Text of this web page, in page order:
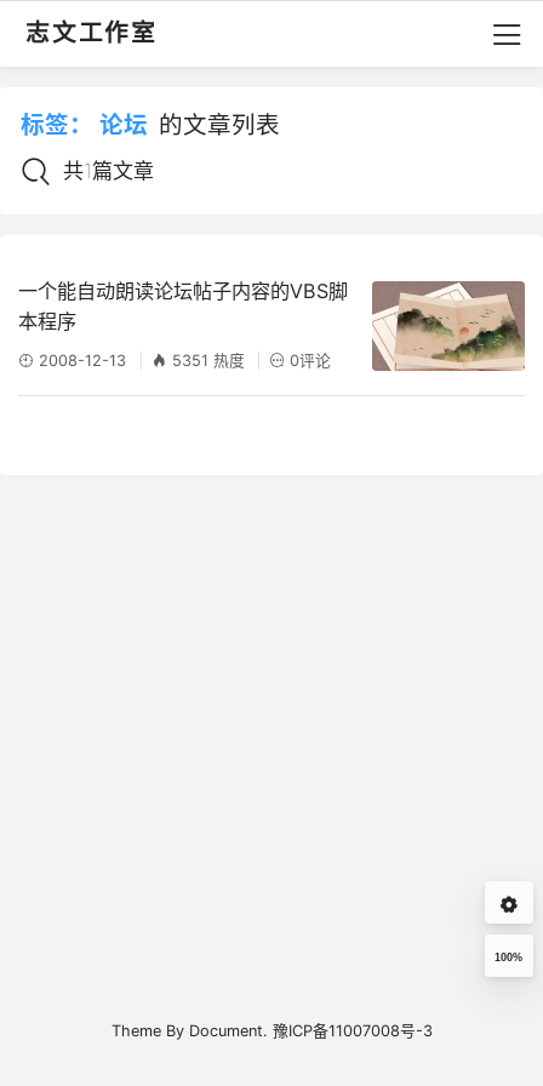
志文工作室
标签： 论坛 的文章列表
共1篇文章
一个能自动朗读论坛帖子内容的VBS脚
本程序
2008-12-13 5351 热度 0评论
100%
Theme By Document. 豫ICP备11007008号-3